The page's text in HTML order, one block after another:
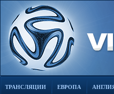
ТРАНСЛЯЦИИ ЕВРОПА